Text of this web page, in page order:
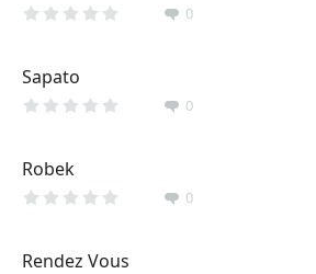
0
Sapato
0
Robek
0
Rendez Vous